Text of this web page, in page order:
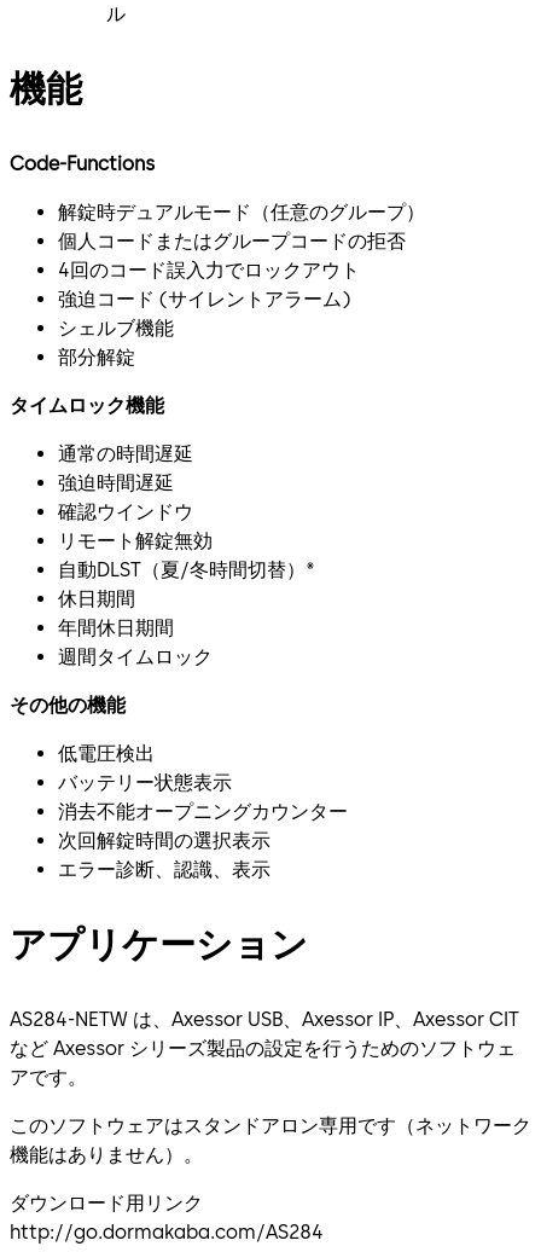
ル
機能
Code-Functions
解錠時デュアルモード（任意のグループ）
個人コードまたはグループコードの拒否
4回のコード誤入力でロックアウト
強迫コード (サイレントアラーム)
シェルブ機能
部分解錠
タイムロック機能
通常の時間遅延
強迫時間遅延
確認ウインドウ
リモート解錠無効
自動DLST（夏/冬時間切替）*
休日期間
年間休日期間
週間タイムロック
その他の機能
低電圧検出
バッテリー状態表示
消去不能オープニングカウンター
次回解錠時間の選択表示
エラー診断、認識、表示
アプリケーション
AS284-NETW は、Axessor USB、Axessor IP、Axessor CIT
など Axessor シリーズ製品の設定を行うためのソフトウェ
アです。
このソフトウェアはスタンドアロン専用です（ネットワーク
機能はありません）。
ダウンロード用リンク
http://go.dormakaba.com/AS284